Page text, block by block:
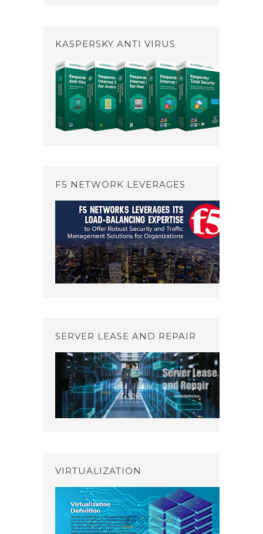
KASPERSKY ANTI VIRUS
F5 NETWORK LEVERAGES
SERVER LEASE AND REPAIR
VIRTUALIZATION